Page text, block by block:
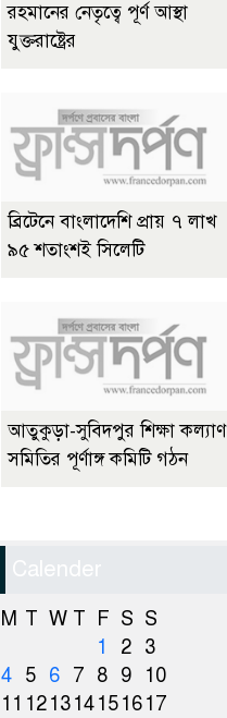
রহমানের নেতৃত্বে পূর্ণ আস্থা
যুক্তরাষ্ট্রের
ব্রিটেনে বাংলাদেশি প্রায় ৭ লাখ
৯৫ শতাংশই সিলেটি
আতুকুড়া-সুবিদপুর শিক্ষা কল্যাণ
সমিতির পূর্ণাঙ্গ কমিটি গঠন
Calender
M T W T F S S
1
2 3
4 5 6 7 8 9
10
11 121314151617